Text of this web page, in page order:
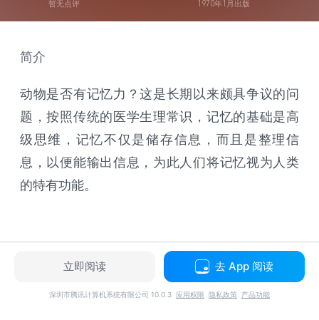
暂无点评 1970年1月出版
简介
动物是否有记忆力？这是长期以来颇具争议的问
题，按照传统的医学生理常识，记忆的基础是高
级思维，记忆不仅是储存信息，而且是整理信
息，以便能输出信息，为此人们将记忆视为人类
的特有功能。
立即阅读 去 App 阅读
深圳市腾讯计算机系统有限公司 10.0.3 应用权限 隐私政策 产品功能